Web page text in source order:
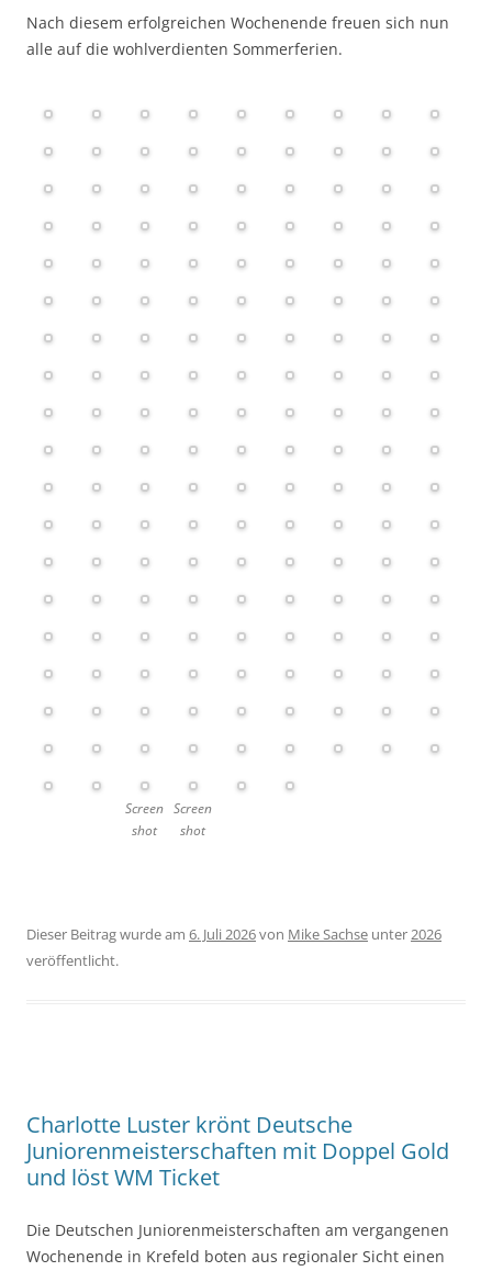
Nach diesem erfolgreichen Wochenende freuen sich nun
alle auf die wohlverdienten Sommerferien.
Screen
shot
Screen
shot
Dieser Beitrag wurde am 6. Juli 2026von Mike Sachse unter2026
veröffentlicht.
Charlotte Luster krönt Deutsche
Juniorenmeisterschaften mit Doppel Gold
und löst WM Ticket
Die Deutschen Juniorenmeisterschaften am vergangenen
Wochenende in Krefeld boten aus regionaler Sicht einen